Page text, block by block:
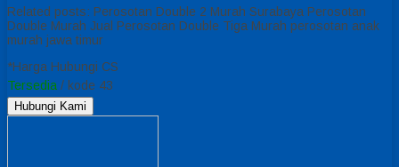
Related posts: Perosotan Double 2 Murah Surabaya Perosotan
Double Murah Jual Perosotan Double Tiga Murah perosotan anak
murah jawa timur
*Harga Hubungi CS
Tersedia / kode 43
Hubungi Kami